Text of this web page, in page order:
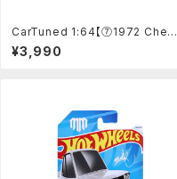
CarTuned 1:64【⑦1972 Chevy
Monte Carlo】 Lowriders SHO
W GLOW Series 1 カーチューン
¥3,990